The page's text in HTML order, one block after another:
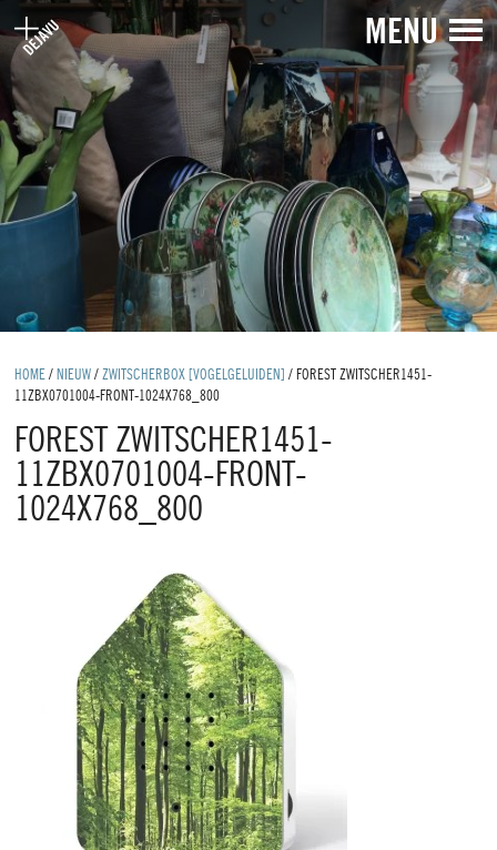
MENU
HOME / NIEUW /ZWITSCHERBOX [VOGELGELUIDEN] / FOREST ZWITSCHER1451-
11ZBX0701004-FRONT-1024X768_800
FOREST ZWITSCHER1451-
11ZBX0701004-FRONT-
1024X768_800